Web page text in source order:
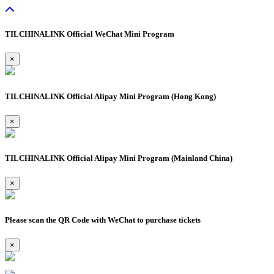
TILCHINALINK Official WeChat Mini Program
×
TILCHINALINK Official Alipay Mini Program (Hong Kong)
×
TILCHINALINK Official Alipay Mini Program (Mainland China)
×
Please scan the QR Code with WeChat to purchase tickets
×